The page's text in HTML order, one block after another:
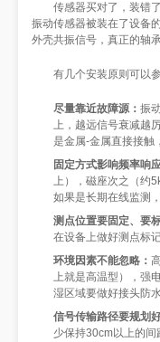
传感器买对了，装错
振动传感器被装在了设备
外壳共振信号，真正的轴
有几个安装原则可以
尽量靠近故障源： 振
上，越远信号衰减越
是金属-金属直接接触
固定方式影响频率响
上），磁座次之（约
如果是长期在线监测
测点位置要固定、要
在设备上做好测点标
环境因素不能忽略：
上就是高温型），强
湿区域要做好接头防水
信号传输路径要规划
少保持30cm以上的